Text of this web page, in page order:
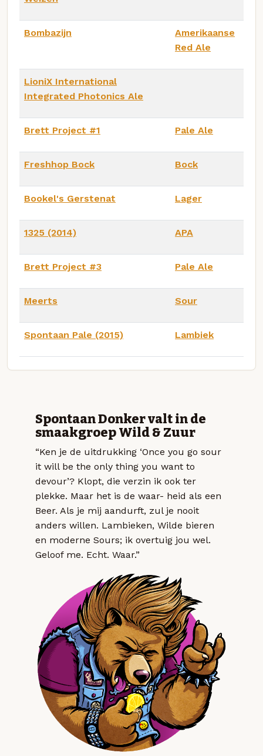
Bombazijn
Amerikaanse
Red Ale
LioniX International
Integrated Photonics Ale
Brett Project #1 Pale Ale
Freshhop Bock Bock
Bookel's Gerstenat Lager
1325 (2014) APA
Brett Project #3 Pale Ale
Meerts Sour
Spontaan Pale (2015) Lambiek
Spontaan Donker valt in de
smaakgroep Wild & Zuur
“Ken je de uitdrukking ‘Once you go sour
it will be the only thing you want to
devour’? Klopt, die verzin ik ook ter
plekke. Maar het is de waar- heid als een
Beer. Als je mij aandurft, zul je nooit
anders willen. Lambieken, Wilde bieren
en moderne Sours; ik overtuig jou wel.
Geloof me. Echt. Waar.”